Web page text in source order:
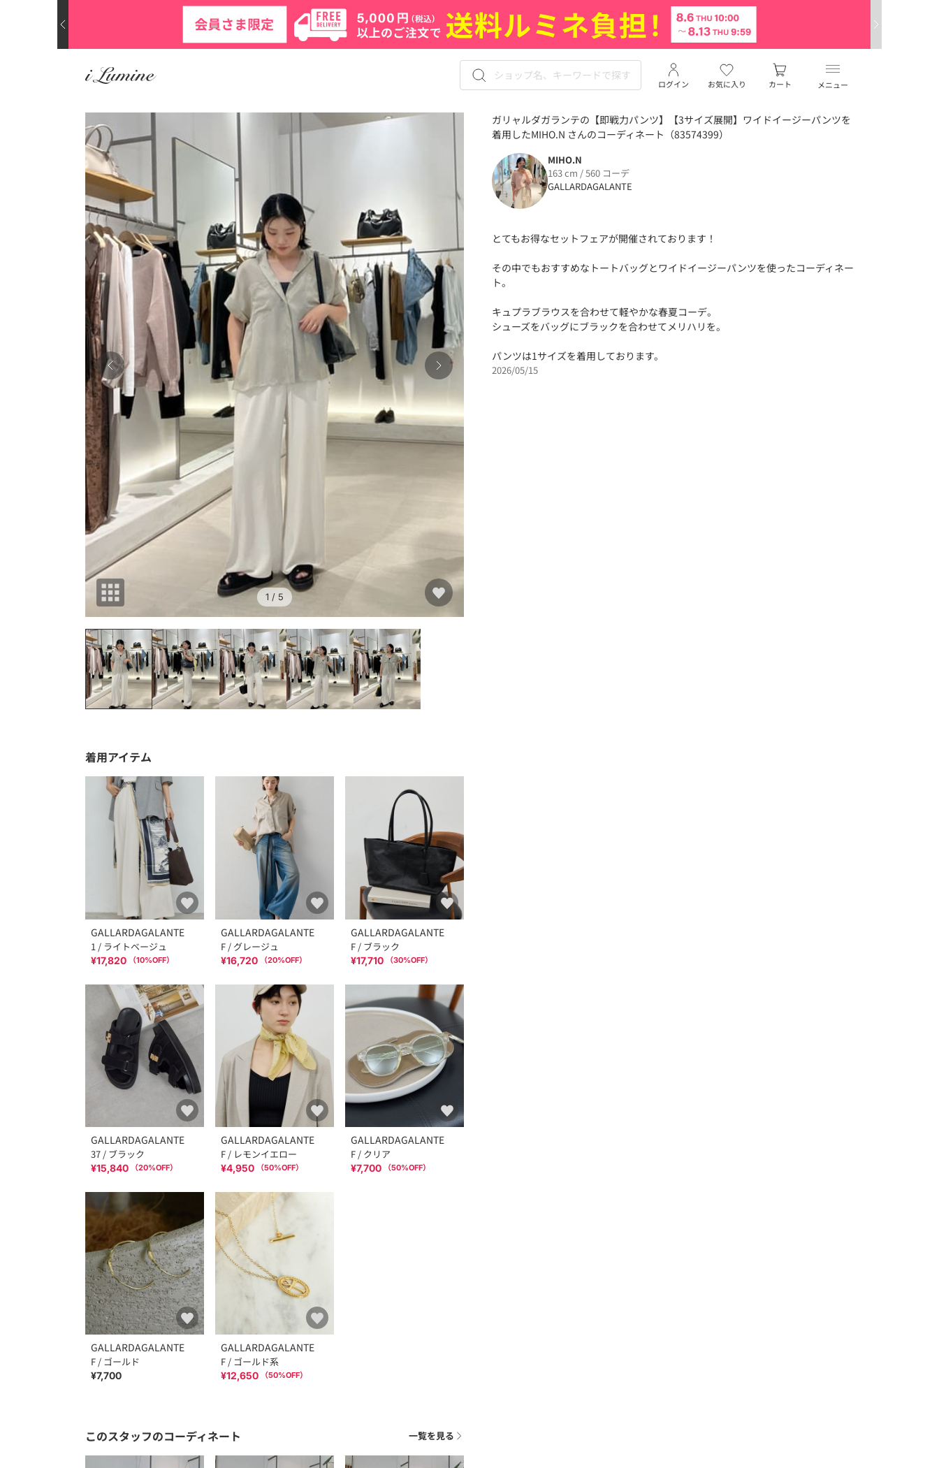
メニュー
お気に入り
ログイン カート
1 / 5
ガリャルダガランテの【即戦力パンツ】【3サイズ展開】ワイドイージーパンツを
着用したMIHO.N さんのコーディネート（83574399）
MIHO.N
163 cm / 560 コーデ
GALLARDAGALANTE
とてもお得なセットフェアが開催されております！
その中でもおすすめなトートバッグとワイドイージーパンツを使ったコーディネー
ト。
キュプラブラウスを合わせて軽やかな春夏コーデ。
シューズをバッグにブラックを合わせてメリハリを。
パンツは1サイズを着用しております。
2026/05/15
着用アイテム
GALLARDAGALANTE
1 / ライトベージュ
¥17,820 （10%OFF）
GALLARDAGALANTE
F / グレージュ
¥16,720 （20%OFF）
GALLARDAGALANTE
F / ブラック
¥17,710 （30%OFF）
GALLARDAGALANTE
37 / ブラック
¥15,840 （20%OFF）
GALLARDAGALANTE
F / レモンイエロー
¥4,950 （50%OFF）
GALLARDAGALANTE
F / クリア
¥7,700 （50%OFF）
GALLARDAGALANTE
F / ゴールド
¥7,700
GALLARDAGALANTE
F / ゴールド系
¥12,650 （50%OFF）
このスタッフのコーディネート 一覧を見る